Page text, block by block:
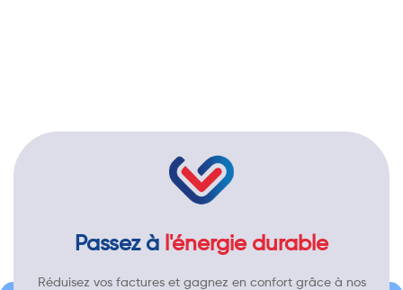
Passez à l'énergie durable
Réduisez vos factures et gagnez en confort grâce à nos